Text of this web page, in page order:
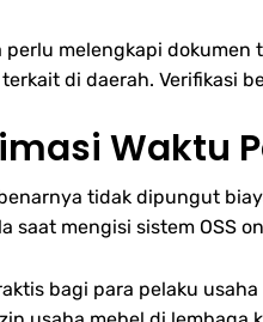
perlu melengkapi
di daerah. Verifikasi
Waktu
tidak dipungut
saat mengisi sistem OSS
bagi para pelaku